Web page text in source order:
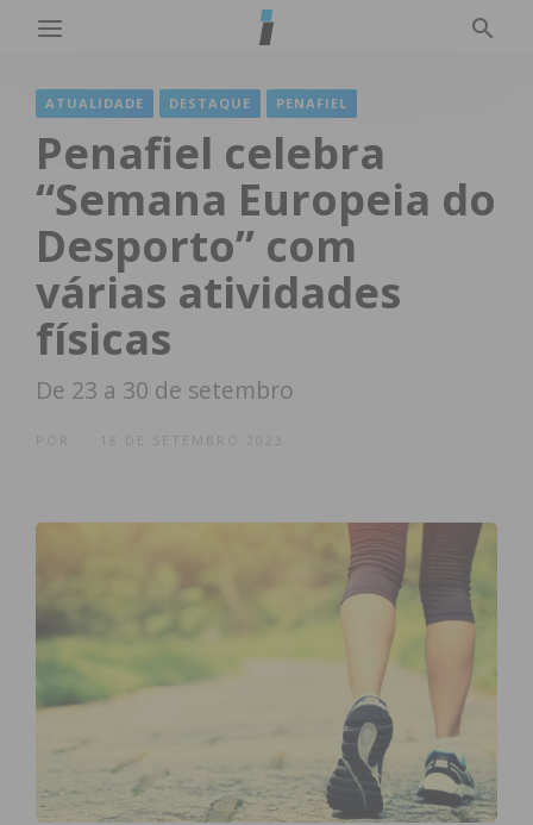
ATUALIDADE DESTAQUE PENAFIEL
Penafiel celebra
“Semana Europeia do
Desporto” com
várias atividades
físicas
De 23 a 30 de setembro
18 DE SETEMBRO 2023